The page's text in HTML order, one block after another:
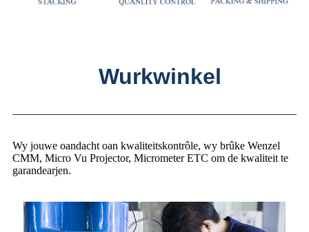
Wurkwinkel
Wy jouwe oandacht oan kwaliteitskontrôle, wy brûke Wenzel
CMM, Micro Vu Projector, Micrometer ETC om de kwaliteit te
garandearjen.